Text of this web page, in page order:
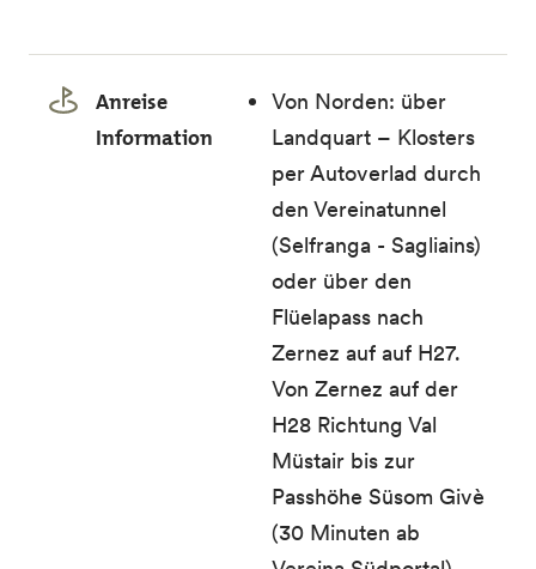
Anreise
Information
Von Norden: über
Landquart – Klosters
per Autoverlad durch
den Vereinatunnel
(Selfranga - Sagliains)
oder über den
Flüelapass nach
Zernez auf auf H27.
Von Zernez auf der
H28 Richtung Val
Müstair bis zur
Passhöhe Süsom Givè
(30 Minuten ab